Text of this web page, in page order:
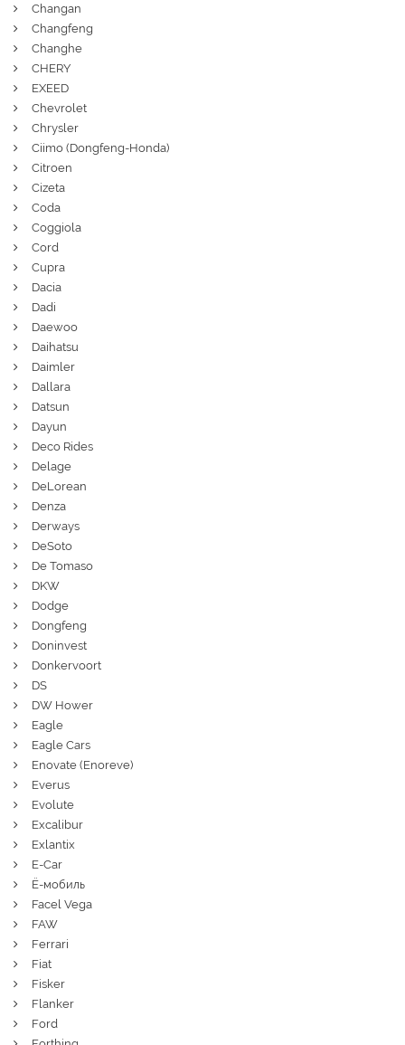
Changan
Changfeng
Changhe
CHERY
EXEED
Chevrolet
Chrysler
Ciimo (Dongfeng-Honda)
Citroen
Cizeta
Coda
Coggiola
Cord
Cupra
Dacia
Dadi
Daewoo
Daihatsu
Daimler
Dallara
Datsun
Dayun
Deco Rides
Delage
DeLorean
Denza
Derways
DeSoto
De Tomaso
DKW
Dodge
Dongfeng
Doninvest
Donkervoort
DS
DW Hower
Eagle
Eagle Cars
Enovate (Enoreve)
Everus
Evolute
Excalibur
Exlantix
E-Car
Ё-мобиль
Facel Vega
FAW
Ferrari
Fiat
Fisker
Flanker
Ford